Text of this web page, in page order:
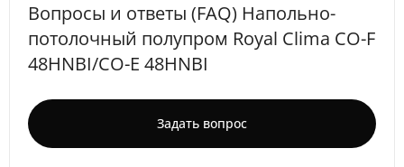
Вопросы и ответы (FAQ) Напольно-
потолочный полупром Royal Clima CO-F
48HNBI/CO-E 48HNBI
Задать вопрос